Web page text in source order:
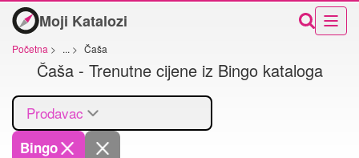
Moji Katalozi
Početna > ... > Čaša
Čaša - Trenutne cijene iz Bingo kataloga
Prodavac
Bingo